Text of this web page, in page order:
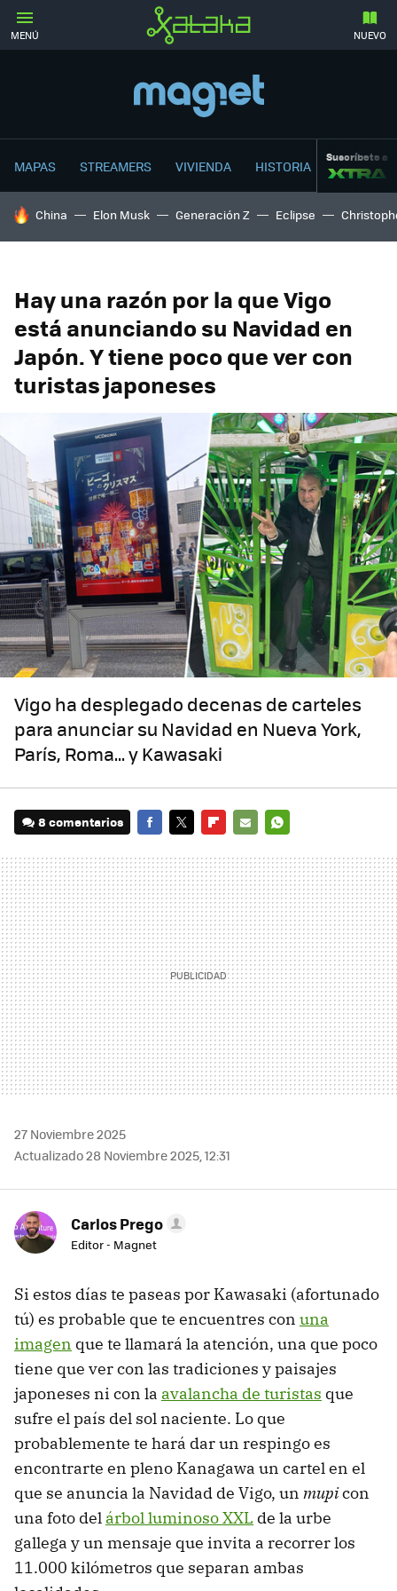
MENÚ NUEVO
MAPAS STREAMERS VIVIENDA HISTORIA Suscríbete a
HOY SE HABLA DE
China Elon Musk Generación Z Eclipse
Hay una razón por la que Vigo
está anunciando su Navidad en
Japón. Y tiene poco que ver con
turistas japoneses
Vigo ha desplegado decenas de carteles
para anunciar su Navidad en Nueva York,
París, Roma... y Kawasaki
8 comentarios
MAIL
27 Noviembre 2025
Actualizado 28 Noviembre 2025, 12:31
Carlos Prego
Editor - Magnet
Si estos días te paseas por Kawasaki (afortunado
tú) es probable que te encuentres con una
imagen que te llamará la atención, una que poco
tiene que ver con las tradiciones y paisajes
japoneses ni con la avalancha de turistas que
sufre el país del sol naciente. Lo que
probablemente te hará dar un respingo es
encontrarte en pleno Kanagawa un cartel en el
que se anuncia la Navidad de Vigo, un mupicon
una foto del árbol luminoso XXL de la urbe
gallega y un mensaje que invita a recorrer los
11.000 kilómetros que separan ambas